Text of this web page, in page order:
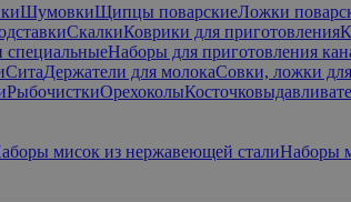
ШумовкиЩипцы поварскиеЛожки
СкалкиКоврики для приготовления
Наборы для приготовления
СитаДержатели для молокаСовки, ложки
РыбочисткиОрехоколы
мисок из нержавеющей сталиНаборы